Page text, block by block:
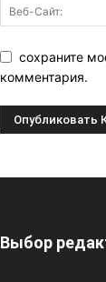
сохраните
комментария.
Выбор